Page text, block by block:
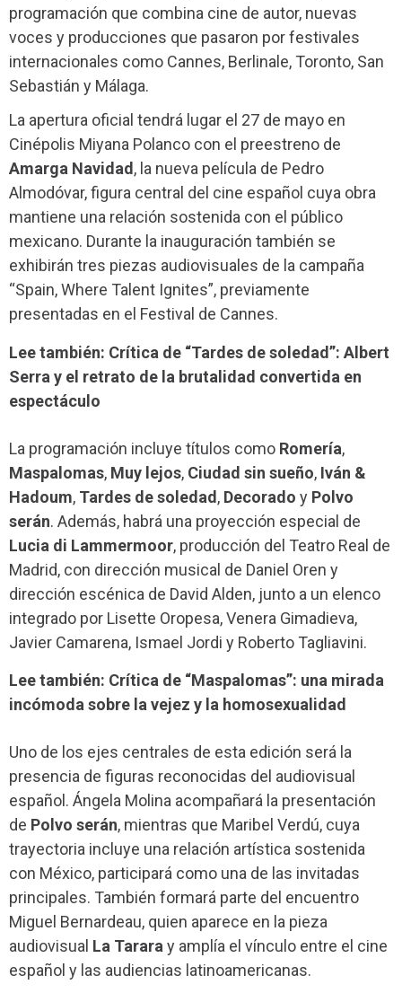
programación que combina cine de autor, nuevas
voces y producciones que pasaron por festivales
internacionales como Cannes, Berlinale, Toronto, San
Sebastián y Málaga.
La apertura oficial tendrá lugar el 27 de mayo en
Cinépolis Miyana Polanco con el preestreno de
Amarga Navidad , la nueva película de Pedro
Almodóvar, figura central del cine español cuya obra
mantiene una relación sostenida con el público
mexicano. Durante la inauguración también se
exhibirán tres piezas audiovisuales de la campaña
“Spain, Where Talent Ignites”, previamente
presentadas en el Festival de Cannes.
Lee también: Crítica de “Tardes de soledad”: Albert
Serra y el retrato de la brutalidad convertida en
espectáculo
La programación incluye títulos como Romería,
Maspalomas, Muy lejos, Ciudad sin sueño, Iván &
Hadoum, Tardes de soledad, Decorado y Polvo
serán. Además, habrá una proyección especial de
Lucia di Lammermoor, producción del Teatro Real de
Madrid, con dirección musical de Daniel Oren y
dirección escénica de David Alden, junto a un elenco
integrado por Lisette Oropesa, Venera Gimadieva,
Javier Camarena, Ismael Jordi y Roberto Tagliavini.
Lee también: Crítica de “Maspalomas”: una mirada
incómoda sobre la vejez y la homosexualidad
Uno de los ejes centrales de esta edición será la
presencia de figuras reconocidas del audiovisual
español. Ángela Molina acompañará la presentación
de Polvo serán, mientras que Maribel Verdú, cuya
trayectoria incluye una relación artística sostenida
con México, participará como una de las invitadas
principales. También formará parte del encuentro
Miguel Bernardeau, quien aparece en la pieza
audiovisual La Tarara y amplía el vínculo entre el cine
español y las audiencias latinoamericanas.